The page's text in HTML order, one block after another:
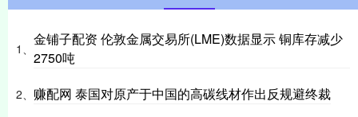
1、
金铺子配资 伦敦金属交易所(LME)数据显示 铜库存减少
2750吨
2、 赚配网 泰国对原产于中国的高碳线材作出反规避终裁